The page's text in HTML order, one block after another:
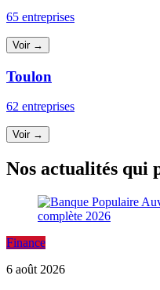
65 entreprises
Voir →
Toulon
62 entreprises
Voir →
Nos actualités qui
Finance
6 août 2026